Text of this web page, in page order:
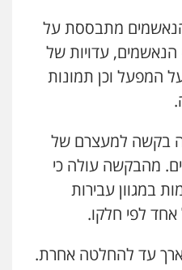
מתבססת על
עדויות של
המפעל וכן תמונות
בקשה למעצרם של
מהבקשה עולה כי
במגוון עבירות
אחד לפי חלקו.
עד להחלטה אחרת.
דין פלילי
ליווי וייצוג בחקירות
אסירים